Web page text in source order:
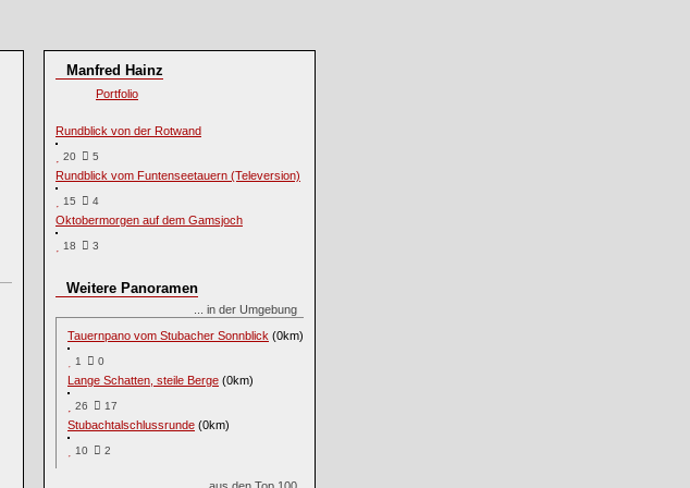
Manfred Hainz
Portfolio
Rundblick von der Rotwand
20 5
Rundblick vom Funtenseetauern (Televersion)
15 4
Oktobermorgen auf dem Gamsjoch
18 3
Weitere Panoramen
... in der Umgebung
Tauernpano vom Stubacher Sonnblick (0km)
1 0
Lange Schatten, steile Berge (0km)
26 17
Stubachtalschlussrunde (0km)
10 2